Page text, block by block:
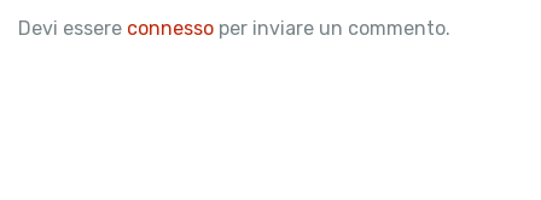
Devi essere connesso per inviare un commento.